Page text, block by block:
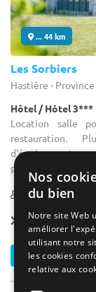
... 44 km
Les Sorbiers
Hastière -
Hôtel / Hôtel 3***
Location salle
restauration.
d'équipements
personnes.
2-120
Forfait dès 40 €
Contacter
Nos
du bien
Notre site Web
améliorer
utilisant notre
les cookies
relative aux